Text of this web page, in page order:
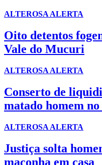
ALTEROSA ALERTA
Oito detentos
Vale do Mucuri
ALTEROSA ALERTA
Conserto de
matado homem
ALTEROSA ALERTA
Justiça solta
maconha em casa